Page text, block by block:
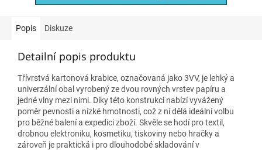
Popis Diskuze
Detailní popis produktu
Třívrstvá kartonová krabice, označovaná jako 3VV, je lehký a
univerzální obal vyrobený ze dvou rovných vrstev papíru a
jedné vlny mezi nimi. Díky této konstrukci nabízí vyvážený
poměr pevnosti a nízké hmotnosti, což z ní dělá ideální volbu
pro běžné balení a expedici zboží. Skvěle se hodí pro textil,
drobnou elektroniku, kosmetiku, tiskoviny nebo hračky a
zároveň je praktická i pro dlouhodobé skladování v